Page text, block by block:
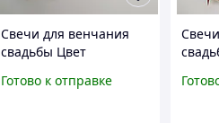
Свечи для венчания
свадьбы Цвет
Сваиные Набор
Готово к отправке